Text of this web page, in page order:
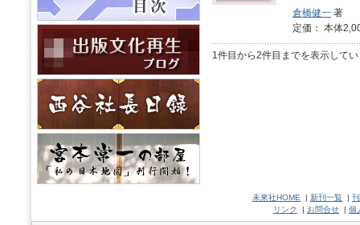
倉橋健一 著
定価： 本体
1件目から2件目までを表示して
未來社HOME | 新刊一覧 |
リンク
| お問合せ | 個